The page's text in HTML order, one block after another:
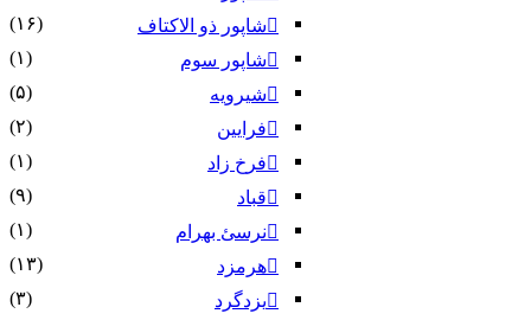
شاپور ذو الاکتاف
(۱۶)
شاپور سوم‏
(۱)
شیرویه
(۵)
فرایین
(۲)
فرخ زاد
(۱)
قباد
(۹)
نرسئ بهرام‏
(۱)
هرمزد
(۱۳)
یزدگرد
(۳)